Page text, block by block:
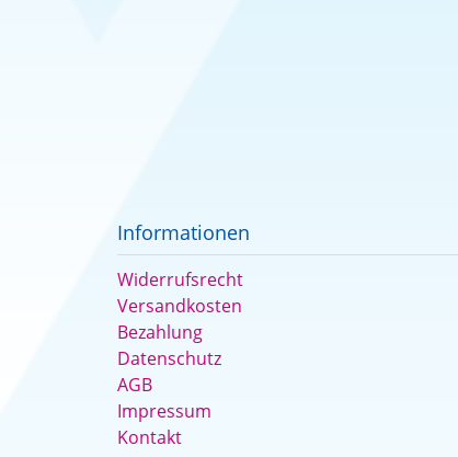
Informationen
Widerrufsrecht
Versandkosten
Bezahlung
Datenschutz
AGB
Impressum
Kontakt